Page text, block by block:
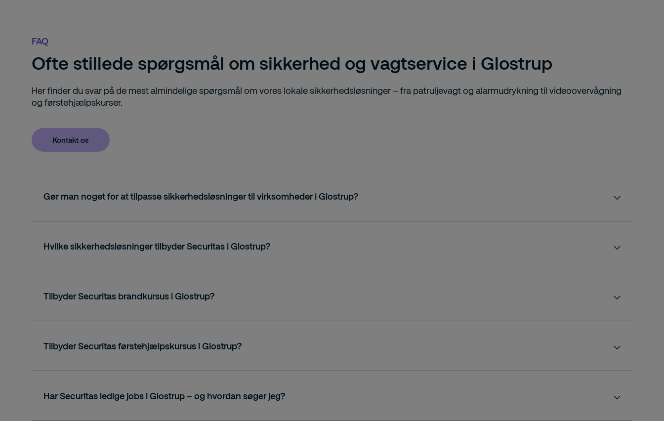
FAQ
Ofte stillede spørgsmål om sikkerhed og vagtservice i Glostrup
Her finder du svar på de mest almindelige spørgsmål om vores lokale sikkerhedsløsninger – fra patruljevagt og alarmudrykning til videoovervågning
og førstehjælpskurser.
Kontakt os
Gør man noget for at tilpasse sikkerhedsløsninger til virksomheder i Glostrup?
Hvilke sikkerhedsløsninger tilbyder Securitas i Glostrup?
Se den fulde oversigt her
Tilbyder Securitas brandkursus i Glostrup?
Tilbyder Securitas førstehjælpskursus i Glostrup?
Læs mere om vores førstehjælpskurser.
Har Securitas ledige jobs i Glostrup – og hvordan søger jeg?